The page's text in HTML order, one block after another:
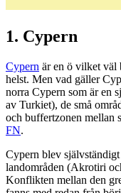
1. Cypern
Cypern är en ö vilket väl
helst. Men vad gäller
norra Cypern som är en
av Turkiet), de små
och buffertzonen mellan
FN.
Cypern blev
landområden (Akrotiri
Konflikten mellan den